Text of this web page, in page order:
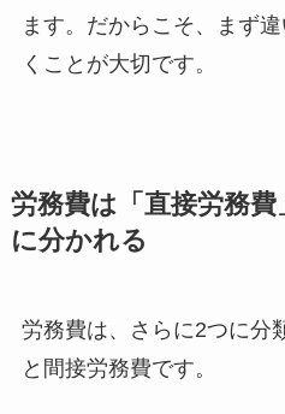
ます。だからこそ、まず
くことが大切です。
労務費は「直接労務費
に分かれる
労務費は、さらに2つに分
と間接労務費です。